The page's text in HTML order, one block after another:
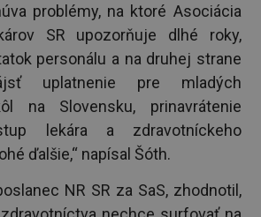
problémy, na ktoré Asociácia
SR upozorňuje dlhé roky,
personálu a na druhej strane
uplatnenie pre mladých
na Slovensku, prinavrátenie
lekára a zdravotníckeho
ďalšie,“ napísal Šóth.
NR SR za SaS, zhodnotil,